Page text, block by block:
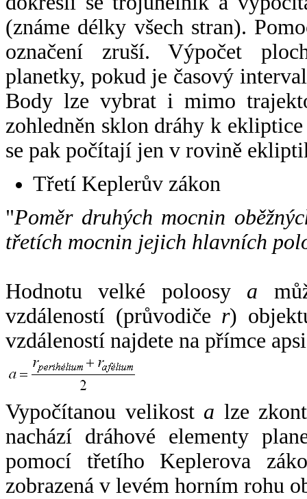
(známe délky všech stran).
označení zruší. Výpočet
planetky, pokud je časový
Body lze vybrat i mimo
zohledněn sklon dráhy k
se pak počítají jen v rovině
Třetí Keplerův zákon
"Poměr druhých mocnin
třetích mocnin jejich hlavních
Hodnotu velké poloosy a
vzdáleností (průvodiče r)
vzdáleností najdete na přímce
Vypočítanou velikost a lze
nachází dráhové elementy
pomocí třetího Keplerova
zobrazená v levém horním rohu